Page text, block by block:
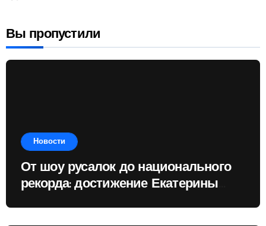
Вы пропустили
Новости
От шоу русалок до национального
рекорда: достижение Екатерины